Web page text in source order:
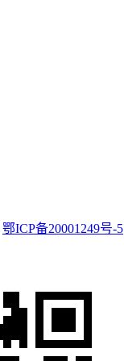
鄂ICP备20001249号-5